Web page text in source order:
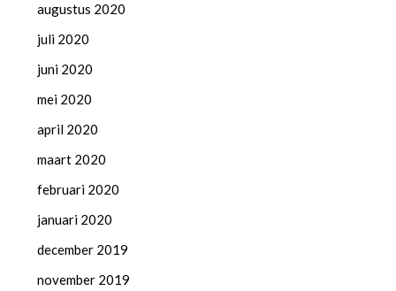
augustus 2020
juli 2020
juni 2020
mei 2020
april 2020
maart 2020
februari 2020
januari 2020
december 2019
november 2019